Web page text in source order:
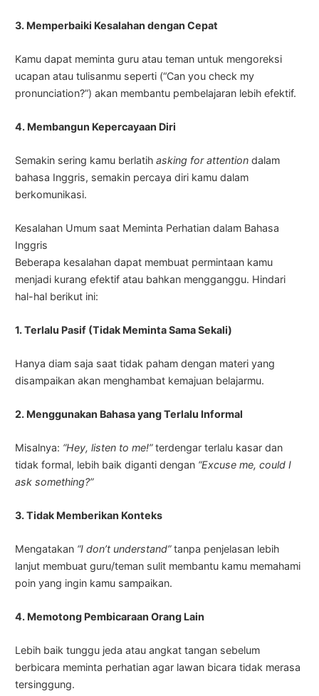
3. Memperbaiki Kesalahan dengan Cepat
Kamu dapat meminta guru atau teman untuk mengoreksi
ucapan atau tulisanmu seperti (“Can you check my
pronunciation?”) akan membantu pembelajaran lebih efektif.
4. Membangun Kepercayaan Diri
Semakin sering kamu berlatihasking for attention dalam
bahasa Inggris, semakin percaya diri kamu dalam
berkomunikasi.
Kesalahan Umum saat Meminta Perhatian dalam Bahasa
Inggris
Beberapa kesalahan dapat membuat permintaan kamu
menjadi kurang efektif atau bahkan mengganggu. Hindari
hal-hal berikut ini:
1. Terlalu Pasif (Tidak Meminta Sama Sekali)
Hanya diam saja saat tidak paham dengan materi yang
disampaikan akan menghambat kemajuan belajarmu.
2. Menggunakan Bahasa yang Terlalu Informal
Misalnya: “Hey, listen to me!”terdengar terlalu kasar dan
tidak formal, lebih baik diganti dengan “Excuse me, could I
ask something?”
3. Tidak Memberikan Konteks
Mengatakan “I don’t understand”tanpa penjelasan lebih
lanjut membuat guru/teman sulit membantu kamu memahami
poin yang ingin kamu sampaikan.
4. Memotong Pembicaraan Orang Lain
Lebih baik tunggu jeda atau angkat tangan sebelum
berbicara meminta perhatian agar lawan bicara tidak merasa
tersinggung.